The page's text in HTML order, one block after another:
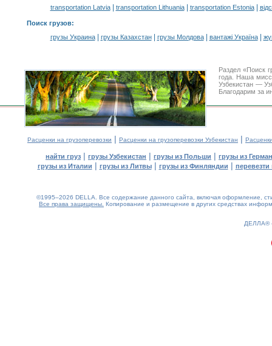
transportation Latvia| transportation Lithuania| transportation Estonia|
Поиск грузов:
грузы Украина| грузы Казахстан| грузы Молдова| вантажі Україна|
Раздел «Поиск
года. Наша
Узбекистан —
Благодарим за
Расценки на грузоперевозки | Расценки на грузоперевозки Узбекистан |
найти груз | грузы Узбекистан | грузы из Польши | грузы из
грузы из Италии | грузы из Литвы| грузы из Финляндии | перевезти
©1995–2026 DELLA. Все содержание данного сайта, включая оформление,
Все права защищены. Копирование и размещение в других средствах